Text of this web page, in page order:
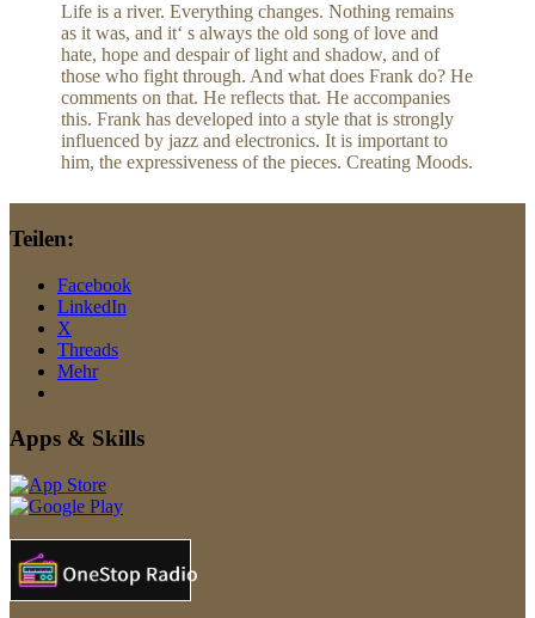
Life is a river. Everything changes. Nothing remains
as it was, and it‘ s always the old song of love and
hate, hope and despair of light and shadow, and of
those who fight through. And what does Frank do? He
comments on that. He reflects that. He accompanies
this. Frank has developed into a style that is strongly
influenced by jazz and electronics. It is important to
him, the expressiveness of the pieces. Creating Moods.
Teilen:
Facebook
LinkedIn
X
Threads
Mehr
Apps & Skills